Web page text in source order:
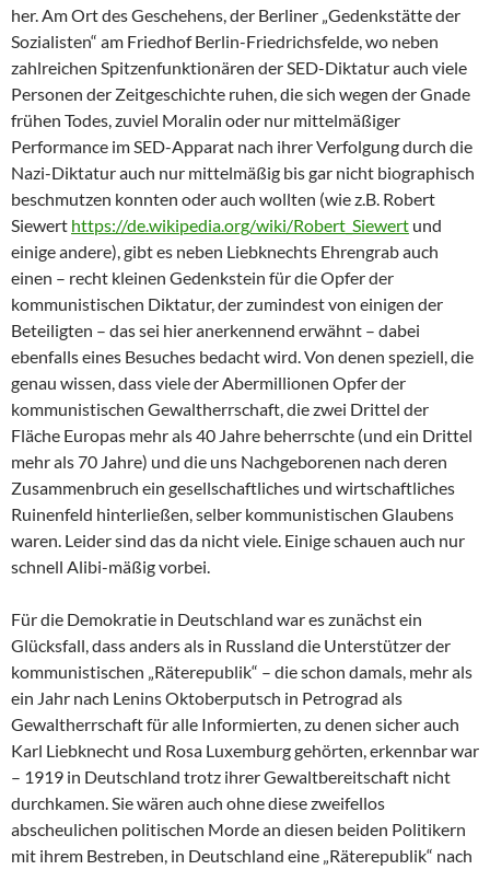
her. Am Ort des Geschehens, der Berliner „Gedenkstätte der
Sozialisten“ am Friedhof Berlin-Friedrichsfelde, wo neben
zahlreichen Spitzenfunktionären der SED-Diktatur auch viele
Personen der Zeitgeschichte ruhen, die sich wegen der Gnade
frühen Todes, zuviel Moralin oder nur mittelmäßiger
Performance im SED-Apparat nach ihrer Verfolgung durch die
Nazi-Diktatur auch nur mittelmäßig bis gar nicht biographisch
beschmutzen konnten oder auch wollten (wie z.B. Robert
Siewert https://de.wikipedia.org/wiki/Robert_Siewert und
einige andere), gibt es neben Liebknechts Ehrengrab auch
einen – recht kleinen Gedenkstein für die Opfer der
kommunistischen Diktatur, der zumindest von einigen der
Beteiligten – das sei hier anerkennend erwähnt – dabei
ebenfalls eines Besuches bedacht wird. Von denen speziell, die
genau wissen, dass viele der Abermillionen Opfer der
kommunistischen Gewaltherrschaft, die zwei Drittel der
Fläche Europas mehr als 40 Jahre beherrschte (und ein Drittel
mehr als 70 Jahre) und die uns Nachgeborenen nach deren
Zusammenbruch ein gesellschaftliches und wirtschaftliches
Ruinenfeld hinterließen, selber kommunistischen Glaubens
waren. Leider sind das da nicht viele. Einige schauen auch nur
schnell Alibi-mäßig vorbei.
Für die Demokratie in Deutschland war es zunächst ein
Glücksfall, dass anders als in Russland die Unterstützer der
kommunistischen „Räterepublik“ – die schon damals, mehr als
ein Jahr nach Lenins Oktoberputsch in Petrograd als
Gewaltherrschaft für alle Informierten, zu denen sicher auch
Karl Liebknecht und Rosa Luxemburg gehörten, erkennbar war
– 1919 in Deutschland trotz ihrer Gewaltbereitschaft nicht
durchkamen. Sie wären auch ohne diese zweifellos
abscheulichen politischen Morde an diesen beiden Politikern
mit ihrem Bestreben, in Deutschland eine „Räterepublik“ nach